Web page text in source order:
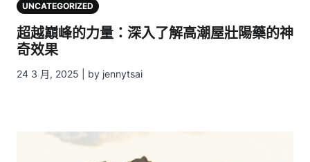
UNCATEGORIZED
超越巔峰的力量：深入了解高潮屋壯陽藥的神
奇效果
24 3 月, 2025 | by jennytsai